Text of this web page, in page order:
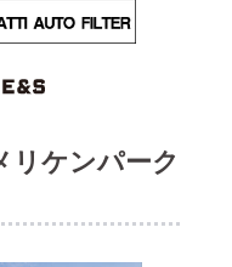
リケンパーク